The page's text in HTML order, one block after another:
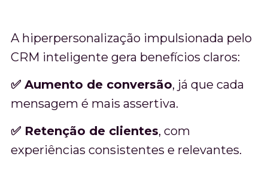
A hiperpersonalização impulsionada pelo
CRM inteligente gera benefícios claros:
✅ Aumento de conversão, já que cada
mensagem é mais assertiva.
✅ Retenção de clientes, com
experiências consistentes e relevantes.